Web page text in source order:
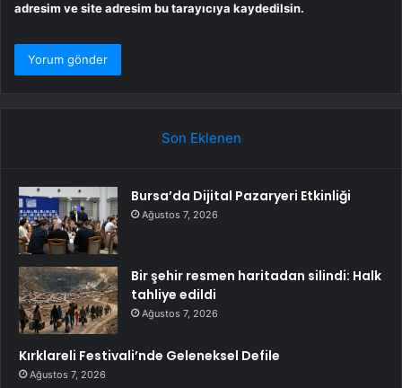
adresim ve site adresim bu tarayıcıya kaydedilsin.
Son Eklenen
Bursa’da Dijital Pazaryeri Etkinliği
Ağustos 7, 2026
Bir şehir resmen haritadan silindi: Halk
tahliye edildi
Ağustos 7, 2026
Kırklareli Festivali’nde Geleneksel Defile
Ağustos 7, 2026